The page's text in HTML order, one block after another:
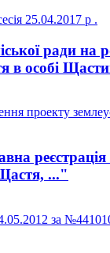
25.04.2017 р .
ради на
в особі
проекту
..."
за